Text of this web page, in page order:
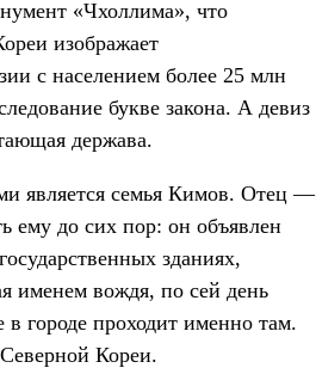
«Чхоллима», что
изображает
с населением более 25 млн
букве закона. А девиз
держава.
является семья Кимов. Отец —
ему до сих пор: он объявлен
зданиях,
именем вождя, по сей день
городе проходит именно там.
Кореи.